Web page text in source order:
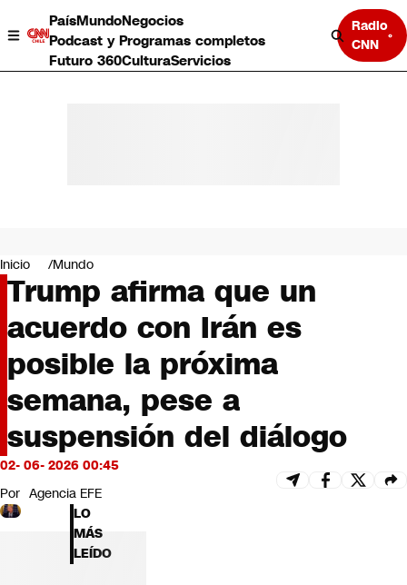
PaísMundoNegocios
Podcast y Programas completos
Futuro 360CulturaServicios
Radio
CNN
Negocios
Deportes
Programas completos
Cultura
Servicios
Bits
CNN tiempo
Opinión
Inicio Mundo
Trump afirma que un
acuerdo con Irán es
posible la próxima
semana, pese a
suspensión del diálogo
02- 06- 2026 00:45
Por Agencia EFE
LO
MÁS
LEÍDO